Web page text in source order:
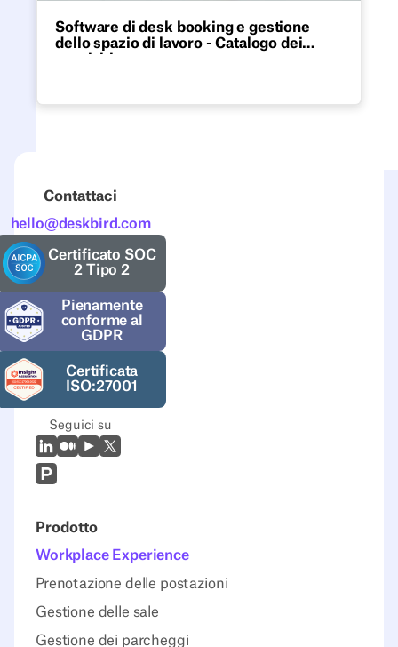
Software di desk booking e gestione
dello spazio di lavoro - Catalogo dei
indispensabili per il software di
Contattaci
hello@deskbird.com
Certificato SOC
2 Tipo 2
Pienamente
conforme al
GDPR
Certificata
ISO:27001
Seguici su
LinkedIn
MedioYoutubeX (Twitter)
Prodcut Hunt
Prodotto
Workplace Experience
Prenotazione delle postazioni
Gestione delle sale
Gestione dei parcheggi